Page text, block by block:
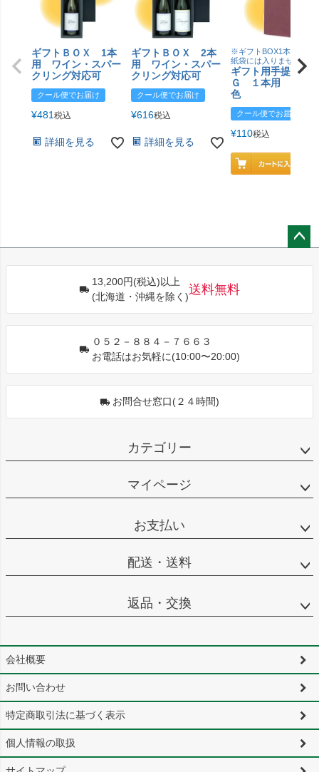
ギフトＢＯＸ 1本
用 ワイン・スパー
クリング対応可
クール便でお届け
¥481税込
詳細を見る
ギフトＢＯＸ 2本
用 ワイン・スパー
クリング対応可
クール便でお届け
¥616税込
詳細を見る
※ギフトBOX1本用はこ
紙袋には入りません
ギフト用手提げＢ
Ｇ １本用 エン
色
クール便でお届け
¥110税込
13,200円(税込)以上
(北海道・沖縄を除く)
送料無料
０５２－８８４－７６６３
お電話はお気軽に(10:00〜20:00)
お問合せ窓口(２４時間)
カテゴリー
マイページ
お支払い
配送・送料
返品・交換
会社概要
お問い合わせ
特定商取引法に基づく表示
個人情報の取扱